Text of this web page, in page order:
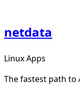
netdata
Linux Apps
The fastest path to